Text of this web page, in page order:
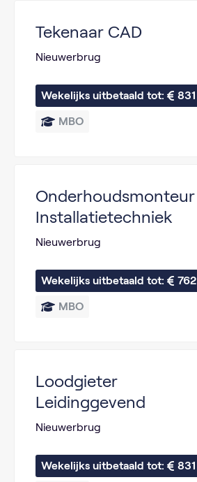
Tekenaar CAD
Nieuwerbrug
Wekelijks uitbetaald tot: 831
MBO
Onderhoudsmonteur
Installatietechniek
Nieuwerbrug
Wekelijks uitbetaald tot: 762
MBO
Loodgieter
Leidinggevend
Nieuwerbrug
Wekelijks uitbetaald tot: 831